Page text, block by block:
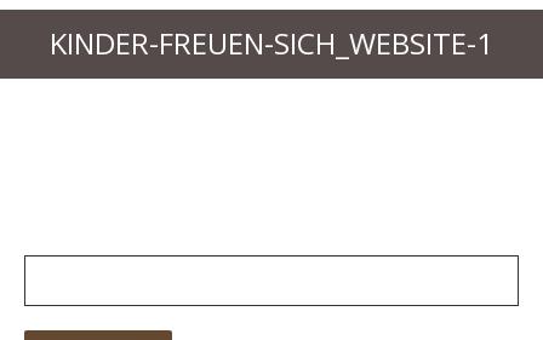
KINDER-FREUEN-SICH_WEBSITE-1